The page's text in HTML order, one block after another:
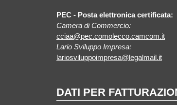
PEC - Posta elettronica certificata:
Camera di Commercio:
cciaa@pec.comolecco.camcom.it
Lario Sviluppo Impresa:
lariosviluppoimpresa@legalmail.it
DATI PER